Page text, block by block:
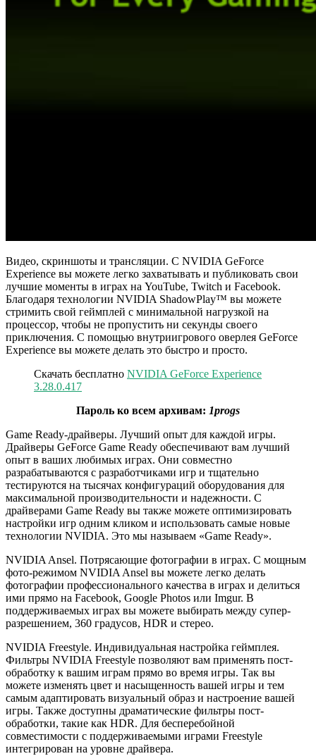
Видео, скриншоты и трансляции. С NVIDIA GeForce
Experience вы можете легко захватывать и публиковать свои
лучшие моменты в играх на YouTube, Twitch и Facebook.
Благодаря технологии NVIDIA ShadowPlay™ вы можете
стримить свой геймплей с минимальной нагрузкой на
процессор, чтобы не пропустить ни секунды своего
приключения. С помощью внутриигрового оверлея GeForce
Experience вы можете делать это быстро и просто.
Скачать бесплатно NVIDIA GeForce Experience
3.28.0.417
Пароль ко всем архивам: 1progs
Game Ready-драйверы. Лучший опыт для каждой игры.
Драйверы GeForce Game Ready обеспечивают вам лучший
опыт в ваших любимых играх. Они совместно
разрабатываются с разработчиками игр и тщательно
тестируются на тысячах конфигураций оборудования для
максимальной производительности и надежности. С
драйверами Game Ready вы также можете оптимизировать
настройки игр одним кликом и использовать самые новые
технологии NVIDIA. Это мы называем «Game Ready».
NVIDIA Ansel. Потрясающие фотографии в играх. С мощным
фото-режимом NVIDIA Ansel вы можете легко делать
фотографии профессионального качества в играх и делиться
ими прямо на Facebook, Google Photos или Imgur. В
поддерживаемых играх вы можете выбирать между супер-
разрешением, 360 градусов, HDR и стерео.
NVIDIA Freestyle. Индивидуальная настройка геймплея.
Фильтры NVIDIA Freestyle позволяют вам применять пост-
обработку к вашим играм прямо во время игры. Так вы
можете изменять цвет и насыщенность вашей игры и тем
самым адаптировать визуальный образ и настроение вашей
игры. Также доступны драматические фильтры пост-
обработки, такие как HDR. Для бесперебойной
совместимости с поддерживаемыми играми Freestyle
интегрирован на уровне драйвера.